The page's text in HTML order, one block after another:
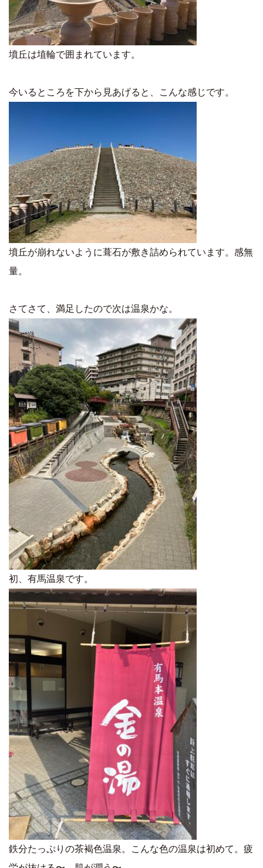
墳丘は埴輪で囲まれています。
今いるところを下から見あげると、こんな感じです。
墳丘が崩れないように葺石が敷き詰められています。感無
量。
さてさて、満足したので次は温泉かな。
初、有馬温泉です。
鉄分たっぷりの茶褐色温泉。こんな色の温泉は初めて。疲